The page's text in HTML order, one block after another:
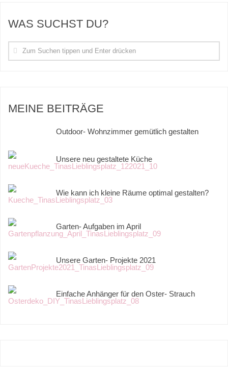
WAS SUCHST DU?
MEINE BEITRÄGE
Outdoor- Wohnzimmer gemütlich gestalten
Unsere neu gestaltete Küche
Wie kann ich kleine Räume optimal gestalten?
Garten- Aufgaben im April
Unsere Garten- Projekte 2021
Einfache Anhänger für den Oster- Strauch